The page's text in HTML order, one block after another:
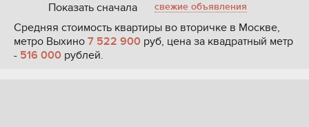
Показать сначала свежие объявления
Средняя стоимость квартиры во вторичке в Москве,
метро Выхино 7 522 900 руб, цена за квадратный метр
- 516 000 рублей.